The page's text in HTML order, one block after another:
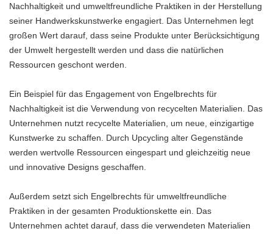
Nachhaltigkeit und umweltfreundliche Praktiken in der Herstellung
seiner Handwerkskunstwerke engagiert. Das Unternehmen legt
großen Wert darauf, dass seine Produkte unter Berücksichtigung
der Umwelt hergestellt werden und dass die natürlichen
Ressourcen geschont werden.
Ein Beispiel für das Engagement von Engelbrechts für
Nachhaltigkeit ist die Verwendung von recycelten Materialien. Das
Unternehmen nutzt recycelte Materialien, um neue, einzigartige
Kunstwerke zu schaffen. Durch Upcycling alter Gegenstände
werden wertvolle Ressourcen eingespart und gleichzeitig neue
und innovative Designs geschaffen.
Außerdem setzt sich Engelbrechts für umweltfreundliche
Praktiken in der gesamten Produktionskette ein. Das
Unternehmen achtet darauf, dass die verwendeten Materialien